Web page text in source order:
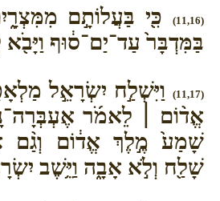
(11,16)
כִּ֖י בַּעֲלוֹתָ֣ם
בַּמִּדְבָּר֙ עַד־יַם־ס֔וּף וַיָּבֹ֖א
(11,17)
וַיִּשְׁלַ֣ח יִשְׂרָאֵ֣ל
אֱד֨וֹם ׀ לֵאמֹ֜ר
שָׁמַע֙ מֶ֣לֶךְ אֱד֔וֹם וְגַ֨ם
שָׁלַ֖ח וְלֹ֣א אָבָ֑ה וַיֵּ֥שֶׁב